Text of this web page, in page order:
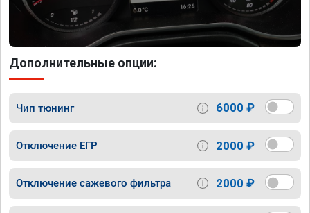
Дополнительные опции:
Чип тюнинг 6000 ₽
Отключение ЕГР 2000 ₽
Отключение сажевого фильтра 2000 ₽